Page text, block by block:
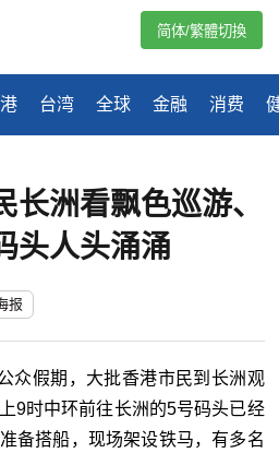
台湾 全球 金融 消费
简体/繁體切換
长洲看飘色巡游、
头人头涌涌
报
众假期，大批香港市民到长洲观
9时中环前往长洲的5号码头已经
备搭船，现场架设铁马，有多名